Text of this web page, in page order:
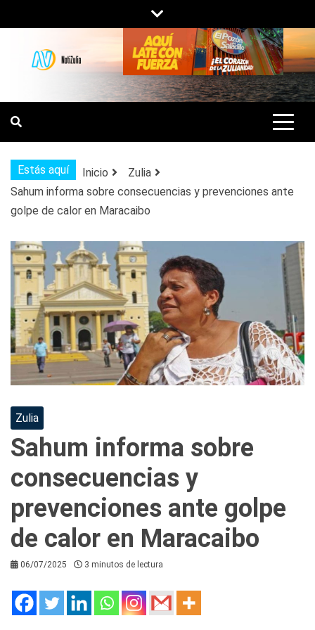
al
contenido
NOTIZULIA
NOTICIAS DEL ZULIA, VENEZUELA Y
DE INTERÉS GENERAL.
Estás aquí Inicio
Zulia
Sahum informa sobre consecuencias y prevenciones ante
golpe de calor en Maracaibo
Zulia
Sahum informa sobre
consecuencias y
prevenciones ante golpe
de calor en Maracaibo
06/07/2025 3 minutos de lectura